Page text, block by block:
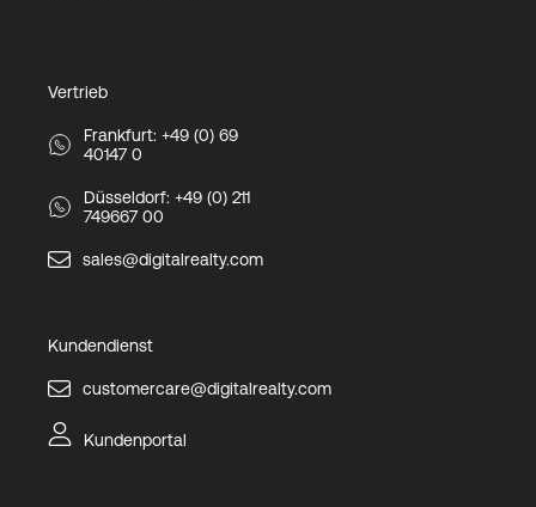
Vertrieb
Frankfurt: +49 (0) 69
40147 0
Düsseldorf: +49 (0) 211
749667 00
sales@digitalrealty.com
Kundendienst
customercare@digitalrealty.com
Kundenportal